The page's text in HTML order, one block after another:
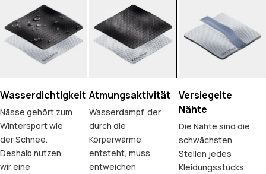
Wasserdichtigkeit
Nässe gehört zum
Wintersport wie
der Schnee.
Deshalb nutzen
wir eine
Atmungsaktivität
Wasserdampf, der
durch die
Körperwärme
entsteht, muss
entweichen
Versiegelte
Nähte
Die Nähte sind die
schwächsten
Stellen jedes
Kleidungsstücks.